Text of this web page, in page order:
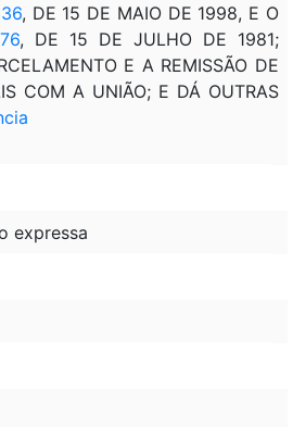
, DE 15 DE MAIO DE 1998, E O
, DE 15 DE JULHO DE 1981;
E A REMISSÃO DE
COM A UNIÃO; E DÁ OUTRAS
expressa